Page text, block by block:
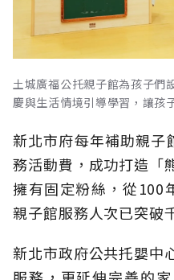
土城廣福公托親子館為孩子們
慶與生活情境引導學習，讓孩
新北市府每年補助親子
務活動費，成功打造「
擁有固定粉絲，從100
親子館服務人次已突破
新北市政府公共托嬰中